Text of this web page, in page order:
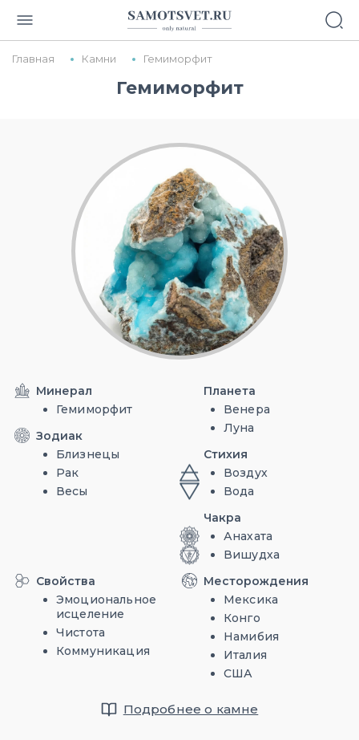
Главная Камни Гемиморфит
Гемиморфит
Минерал
Гемиморфит
Зодиак
Близнецы
Рак
Весы
Планета
Венера
Луна
Стихия
Воздух
Вода
Чакра
Анахата
Вишудха
Свойства
Эмоциональное
исцеление
Чистота
Коммуникация
Месторождения
Мексика
Конго
Намибия
Италия
США
Подробнее о камне